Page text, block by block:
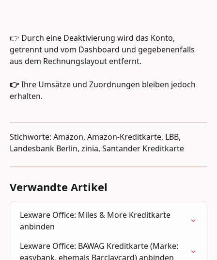
👉 Durch eine Deaktivierung wird das Konto,
getrennt und vom Dashboard und gegebenenfalls
aus dem Rechnungslayout entfernt.
👉 Ihre Umsätze und Zuordnungen bleiben jedoch
erhalten. ﻿
Stichworte: Amazon, Amazon-Kreditkarte, LBB,
Landesbank Berlin, zinia, Santander Kreditkarte
Verwandte Artikel
Lexware Office: Miles & More Kreditkarte
anbinden
Lexware Office: BAWAG Kreditkarte (Marke:
easybank, ehemals Barclaycard) anbinden